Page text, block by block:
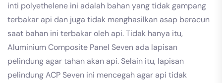
inti polyethelene ini adalah bahan yang tidak gampang
terbakar api dan juga tidak menghasilkan asap beracun
saat bahan ini terbakar oleh api. Tidak hanya itu,
Aluminium Composite Panel Seven ada lapisan
pelindung agar tahan akan api. Selain itu, lapisan
pelindung ACP Seven ini mencegah agar api tidak